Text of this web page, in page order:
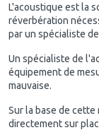
L'acoustique est la
réverbération
par un spécialiste
Un spécialiste de
équipement de
mauvaise.
Sur la base de
directement sur